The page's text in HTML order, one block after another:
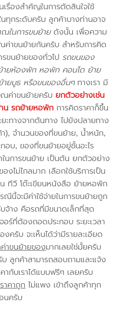
เรื่องสำคัญในการตัดสินใจใช้
นทุกระดับครับ ลูกค้าบางท่านอาจ
ณในการขนย้ายดังนั้น เพื่อความ
ค่าขนย้ายกันครับ สำหรับการคิด
รขนย้ายของทั่วไป รถขนของ
ายห้องพัก หอพัก คอนโด ย้าย
ายบูธ หรือขนของอื่นๆทางเรา มี
ณค่าขนย้ายครับยกตัวอย่างเช่น
น รถย้ายหอพัก การคิดราคาก็ขึ้น
ยะทางจากต้นทาง ไปยังปลายทาง
), จำนวนของที่ขนย้าย, น้ำหนัก,
อบ, ของที่ขนย้ายอยู่ชั้นอะไร
ในการขนย้าย เป็นต้น ยกตัวอย่าง
งไม่ไกลมาก เลือกใช้บริการเป็น
ทีวี โต๊ะเขียนหนังสือ ย้ายหอพัก
นี้จะมีค่าใช้จ่ายในการขนย้ายถูก
บจ้าง คือรถที่มีขนาดเล็กที่สุด
ร์ที่ต้องถอดประกอบ ระยะเวลา
ครับ จะเห็นได้ว่ามีรายละเอียด
ค่าขนย้ายของมากเลยใช่มั้ยครับ
ลูกค้าสามารถสอบถามและแจ้ง
ากับเราได้แบบฟรีๆ เลยครับ
าคาถูกไม่แพง เข้าถึงลูกค้าทุก
นครับ